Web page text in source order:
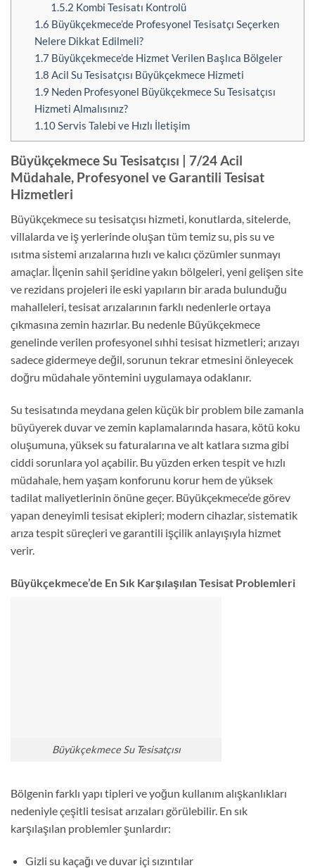
1.5.2 Kombi Tesisatı Kontrolü
1.6 Büyükçekmece’de Profesyonel Tesisatçı Seçerken
Nelere Dikkat Edilmeli?
1.7Büyükçekmece’de Hizmet Verilen Başlıca Bölgeler
1.8 Acil Su Tesisatçısı Büyükçekmece Hizmeti
1.9 Neden Profesyonel Büyükçekmece Su Tesisatçısı
Hizmeti Almalısınız?
1.10Servis Talebi ve Hızlı İletişim
Büyükçekmece Su Tesisatçısı | 7/24 Acil
Müdahale, Profesyonel ve Garantili Tesisat
Hizmetleri
Büyükçekmece su tesisatçısı hizmeti, konutlarda, sitelerde,
villalarda ve iş yerlerinde oluşan tüm temiz su, pis su ve
ısıtma sistemi arızalarına hızlı ve kalıcı çözümler sunmayı
amaçlar. İlçenin sahil şeridine yakın bölgeleri, yeni gelişen site
ve rezidans projeleri ile eski yapıların bir arada bulunduğu
mahalleleri, tesisat arızalarının farklı nedenlerle ortaya
çıkmasına zemin hazırlar. Bu nedenle Büyükçekmece
genelinde verilen profesyonel sıhhi tesisat hizmetleri; arızayı
sadece gidermeye değil, sorunun tekrar etmesini önleyecek
doğru müdahale yöntemini uygulamaya odaklanır.
Su tesisatında meydana gelen küçük bir problem bile zamanla
büyüyerek duvar ve zemin kaplamalarında hasara, kötü koku
oluşumuna, yüksek su faturalarına ve alt katlara sızma gibi
ciddi sorunlara yol açabilir. Bu yüzden erken tespit ve hızlı
müdahale, hem yaşam konforunu korur hem de yüksek
tadilat maliyetlerinin önüne geçer. Büyükçekmece’de görev
yapan deneyimli tesisat ekipleri; modern cihazlar, sistematik
arıza tespit süreçleri ve garantili işçilik anlayışıyla hizmet
verir.
Büyükçekmece’de En Sık Karşılaşılan Tesisat Problemleri
Büyükçekmece Su Tesisatçısı
Bölgenin farklı yapı tipleri ve yoğun kullanım alışkanlıkları
nedeniyle çeşitli tesisat arızaları görülebilir. En sık
karşılaşılan problemler şunlardır:
Gizli su kaçağı ve duvar içi sızıntılar